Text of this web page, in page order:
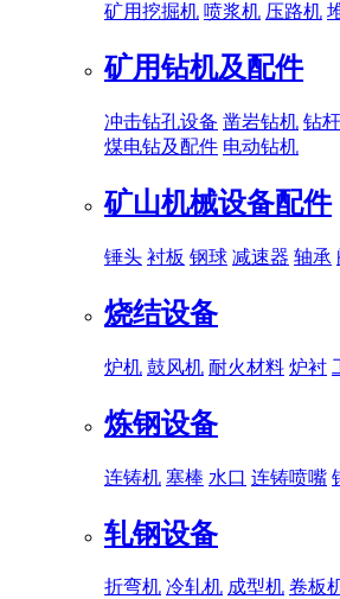
矿用挖掘机 喷浆机 压路机
矿用钻机及配件
冲击钻孔设备 凿岩钻机 钻杆
煤电钻及配件 电动钻机
矿山机械设备配件
锤头 衬板 钢球 减速器 轴承
烧结设备
炉机 鼓风机 耐火材料 炉衬
炼钢设备
连铸机 塞棒 水口 连铸喷嘴
轧钢设备
折弯机 冷轧机 成型机 卷板